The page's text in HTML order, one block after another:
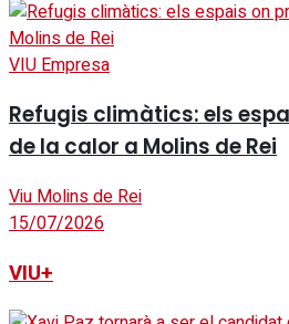
VIU Empresa
Refugis climàtics: els
de la calor a Molins de Rei
Viu Molins de Rei
15/07/2026
VIU+